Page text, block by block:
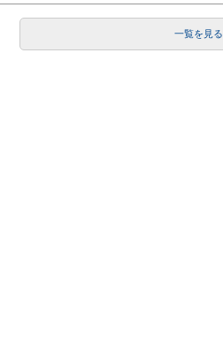
一覧を見る